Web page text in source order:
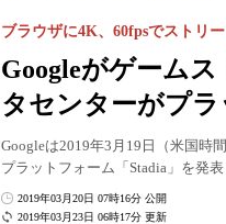
Googleがゲーム
タセンターがプラ
ブラウザに4K、60fpsでストリ
Googleは2019年3月19日（米国時
プラットフォーム「Stadia」を発
2019年03月23日 06時17分 更新
2019年03月20日 07時16分 公開